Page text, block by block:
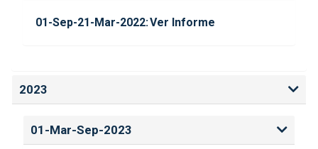
01-Sep-21-Mar-2022:Ver Informe
2023
01-Mar-Sep-2023